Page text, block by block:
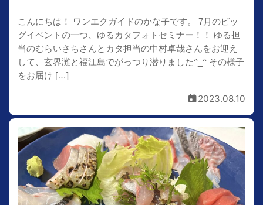
こんにちは！ ワンエクガイドのかな子です。 7月のビッ
グイベントの一つ、ゆるカタフォトセミナー！！ ゆる担
当のむらいさちさんとカタ担当の中村卓哉さんをお迎え
して、玄界灘と福江島でがっつり潜りました^_^ その様子
をお届け […]
2023.08.10